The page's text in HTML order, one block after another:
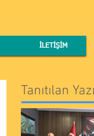
İLETİŞİM
Tanıtılan